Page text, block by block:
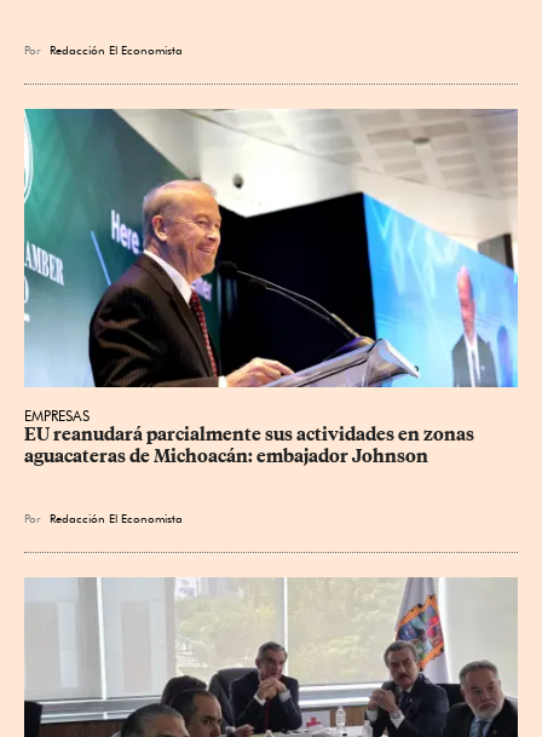
Por Redacción El Economista
EMPRESAS
EU reanudará parcialmente sus actividades en zonas
aguacateras de Michoacán: embajador Johnson
Por Redacción El Economista